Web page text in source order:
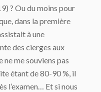
? Ou du moins pour
dans la première
à une
des cierges aux
me souviens pas
étant de 80-90 %, il
l’examen… Et si nous